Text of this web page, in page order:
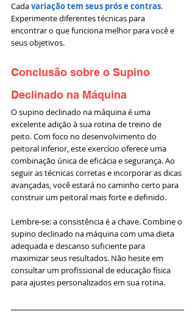
Cada variação tem seus prós e contras.
Experimente diferentes técnicas para
encontrar o que funciona melhor para você e
seus objetivos.
Conclusão sobre o Supino
Declinado na Máquina
O supino declinado na máquina é uma
excelente adição à sua rotina de treino de
peito. Com foco no desenvolvimento do
peitoral inferior, este exercício oferece uma
combinação única de eficácia e segurança. Ao
seguir as técnicas corretas e incorporar as dicas
avançadas, você estará no caminho certo para
construir um peitoral mais forte e definido.
Lembre-se: a consistência é a chave. Combine o
supino declinado na máquina com uma dieta
adequada e descanso suficiente para
maximizar seus resultados. Não hesite em
consultar um profissional de educação física
para ajustes personalizados em sua rotina.